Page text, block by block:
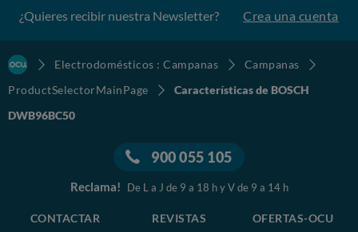
¿Quieres recibir nuestra Newsletter? Crea una cuenta
Electrodomésticos : Campanas
Campanas
ProductSelectorMainPage
Características de BOSCH
DWB96BC50
900 055 105
Reclama! De L a J de 9 a 18 h y V de 9 a 14 h
CONTACTAR REVISTAS OFERTAS-OCU